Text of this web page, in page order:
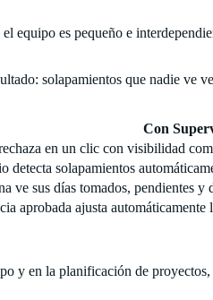
es pequeño e
solapamientos que nadie ve
Con
en un clic con visibilidad
detecta solapamientos
ve sus días tomados, pendientes
aprobada ajusta
y en la planificación de